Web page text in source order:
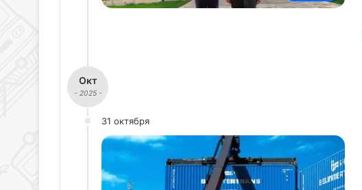
Окт
- 2025 -
31 октября